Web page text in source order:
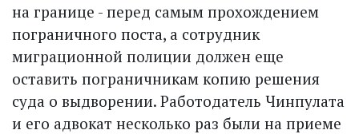
на границе - перед самым прохождением
пограничного поста, а сотрудник
миграционной полиции должен еще
оставить пограничникам копию решения
суда о выдворении. Работодатель Чинпулата
и его адвокат несколько раз были на приеме